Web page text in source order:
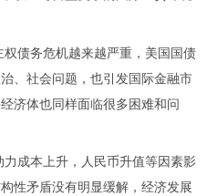
务危机越来越严重，美国国债
、社会问题，也引发国际金融市
济体也同样面临很多困难和问
成本上升，人民币升值等因素影
性矛盾没有明显缓解，经济发展